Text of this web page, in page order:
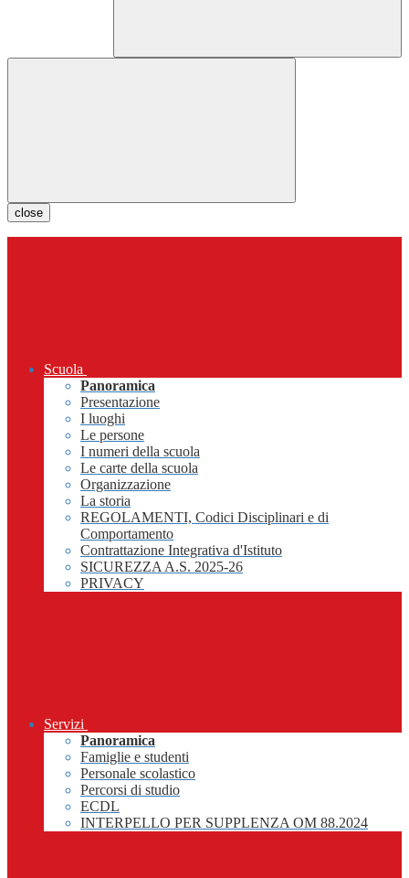
close
Scuola
Panoramica
Presentazione
I luoghi
Le persone
I numeri della scuola
Le carte della scuola
Organizzazione
La storia
REGOLAMENTI, Codici Disciplinari e di
Comportamento
Contrattazione Integrativa d'Istituto
SICUREZZA A.S. 2025-26
PRIVACY
Servizi
Panoramica
Famiglie e studenti
Personale scolastico
Percorsi di studio
ECDL
INTERPELLO PER SUPPLENZA OM 88.2024